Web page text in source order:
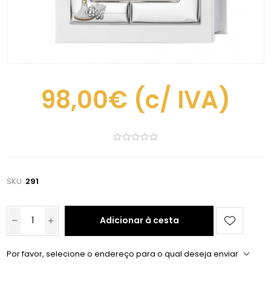
98,00€ (c/ IVA)
SKU: 291
Adicionar à cesta
Por favor, selecione o endereço para o qual deseja enviar